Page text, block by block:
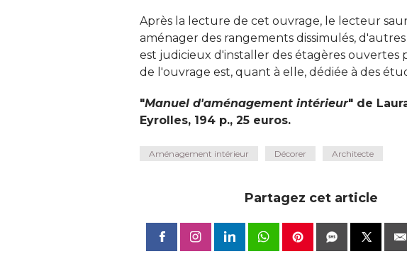
Après la lecture de cet ouvrage, le lecteur
aménager des rangements dissimulés,
est judicieux d'installer des étagères ouvertes
de l'ouvrage est, quant à elle, dédiée à des
"Manuel d'aménagement intérieur" de
Eyrolles, 194 p., 25 euros.
Aménagement intérieur Décorer Architecte
Partagez cet article